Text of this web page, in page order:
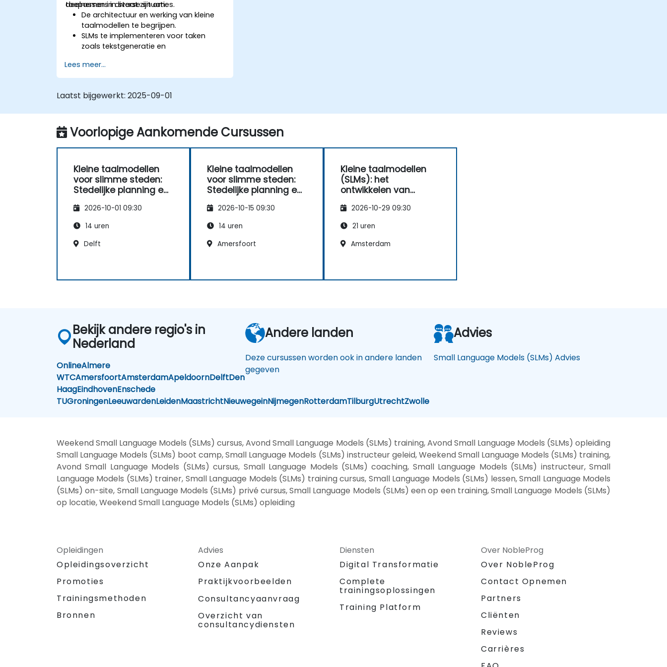
toepassen in diverse situaties.
deelnemers in staat zijn om:
De architectuur en werking van kleine
taalmodellen te begrijpen.
SLMs te implementeren voor taken
zoals tekstgeneratie en
SLMs te optimaliseren en bij te stellen
voor specifieke doeleinden.
beperkte resources.
interpreteren.
Lees meer...
Laatst bijgewerkt: 2025-09-01
Voorlopige Aankomende Cursussen
Kleine taalmodellen
voor slimme steden:
Stedelijke planning en
2026-10-01 09:30
14 uren
Delft
Kleine taalmodellen
voor slimme steden:
Stedelijke planning en
2026-10-15 09:30
14 uren
Amersfoort
Kleine taalmodellen
(SLMs): het
ontwikkelen van
2026-10-29 09:30
21 uren
Amsterdam
Bekijk andere regio's in
Nederland
OnlineAlmere
WTCAmersfoortAmsterdamApeldoornDelftDen
HaagEindhovenEnschede
TUGroningenLeeuwardenLeidenMaastrichtNieuwegeinNijmegenRotterdamTilburgUtrechtZwolle
Andere landen
Deze cursussen worden ook in andere landen
gegeven
Advies
Small Language Models (SLMs) Advies
Weekend Small Language Models (SLMs) cursus, Avond Small Language Models (SLMs) training, Avond Small Language Models (SLMs) opleiding
Small Language Models (SLMs) boot camp, Small Language Models (SLMs) instructeur geleid, Weekend Small Language Models (SLMs) training,
Avond Small Language Models (SLMs) cursus, Small Language Models (SLMs) coaching, Small Language Models (SLMs) instructeur, Small
Language Models (SLMs) trainer, Small Language Models (SLMs) training cursus, Small Language Models (SLMs) lessen, Small Language Models
(SLMs) on-site, Small Language Models (SLMs) privé cursus, Small Language Models (SLMs) een op een training, Small Language Models (SLMs)
op locatie, Weekend Small Language Models (SLMs) opleiding
Opleidingen
Opleidingsoverzicht
Promoties
Trainingsmethoden
Bronnen
Advies
Onze Aanpak
Praktijkvoorbeelden
Consultancyaanvraag
Overzicht van
consultancydiensten
Diensten
Digital Transformatie
Complete
trainingsoplossingen
Training Platform
Over NobleProg
Over NobleProg
Contact Opnemen
Partners
Cliënten
Reviews
Carrières